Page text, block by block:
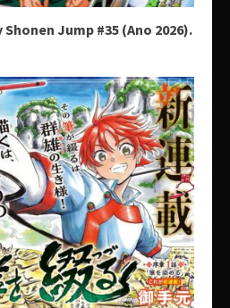
Jump #35 (Ano 2026).